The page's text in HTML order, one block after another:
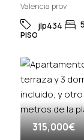
Valencia prov
jlp434 5
PISO
315,000€